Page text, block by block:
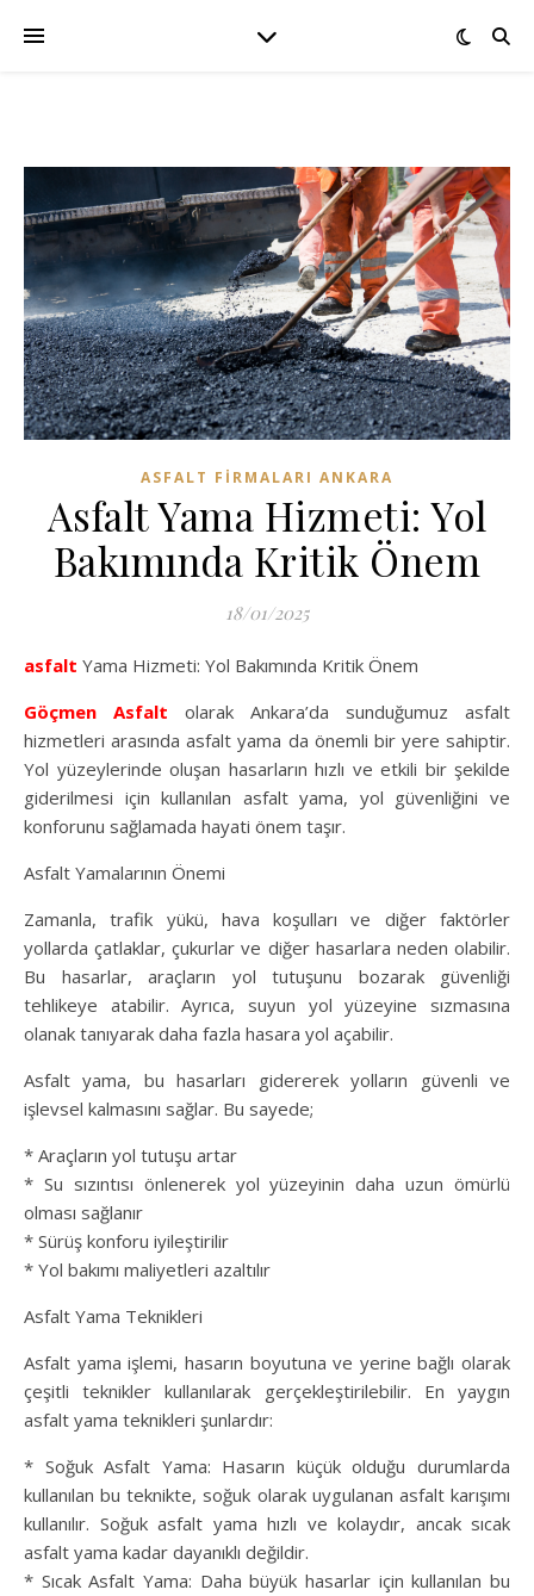
ASFALT FIRMALARI ANKARA
Asfalt Yama Hizmeti: Yol
Bakımında Kritik Önem
18/01/2025
asfalt Yama Hizmeti: Yol Bakımında Kritik Önem
Göçmen Asfalt olarak Ankara’da sunduğumuz asfalt
hizmetleri arasında asfalt yama da önemli bir yere sahiptir.
Yol yüzeylerinde oluşan hasarların hızlı ve etkili bir şekilde
giderilmesi için kullanılan asfalt yama, yol güvenliğini ve
konforunu sağlamada hayati önem taşır.
Asfalt Yamalarının Önemi
Zamanla, trafik yükü, hava koşulları ve diğer faktörler
yollarda çatlaklar, çukurlar ve diğer hasarlara neden olabilir.
Bu hasarlar, araçların yol tutuşunu bozarak güvenliği
tehlikeye atabilir. Ayrıca, suyun yol yüzeyine sızmasına
olanak tanıyarak daha fazla hasara yol açabilir.
Asfalt yama, bu hasarları gidererek yolların güvenli ve
işlevsel kalmasını sağlar. Bu sayede;
* Araçların yol tutuşu artar
* Su sızıntısı önlenerek yol yüzeyinin daha uzun ömürlü
olması sağlanır
* Sürüş konforu iyileştirilir
* Yol bakımı maliyetleri azaltılır
Asfalt Yama Teknikleri
Asfalt yama işlemi, hasarın boyutuna ve yerine bağlı olarak
çeşitli teknikler kullanılarak gerçekleştirilebilir. En yaygın
asfalt yama teknikleri şunlardır:
* Soğuk Asfalt Yama: Hasarın küçük olduğu durumlarda
kullanılan bu teknikte, soğuk olarak uygulanan asfalt karışımı
kullanılır. Soğuk asfalt yama hızlı ve kolaydır, ancak sıcak
asfalt yama kadar dayanıklı değildir.
* Sıcak Asfalt Yama: Daha büyük hasarlar için kullanılan bu